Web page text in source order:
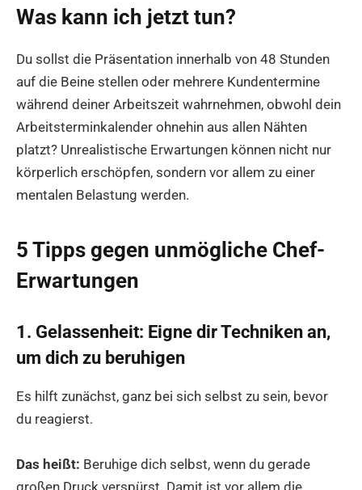
Was kann ich jetzt tun?
Du sollst die Präsentation innerhalb von 48 Stunden
auf die Beine stellen oder mehrere Kundentermine
während deiner Arbeitszeit wahrnehmen, obwohl dein
Arbeitsterminkalender ohnehin aus allen Nähten
platzt? Unrealistische Erwartungen können nicht nur
körperlich erschöpfen, sondern vor allem zu einer
mentalen Belastung werden.
5 Tipps gegen unmögliche Chef-
Erwartungen
1. Gelassenheit: Eigne dir Techniken an,
um dich zu beruhigen
Es hilft zunächst, ganz bei sich selbst zu sein, bevor
du reagierst.
Das heißt: Beruhige dich selbst, wenn du gerade
großen Druck verspürst. Damit ist vor allem die